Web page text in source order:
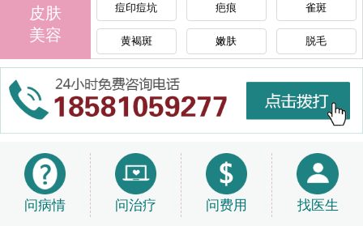
皮肤
美容
痘印痘坑 疤痕 雀斑
黄褐斑 嫩肤 脱毛
问病情 问治疗 问费用 找医生